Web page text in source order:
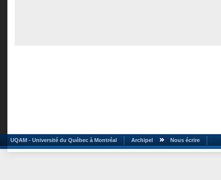
UQAM - Université du Québec à Montréal Archipel Nous écrire